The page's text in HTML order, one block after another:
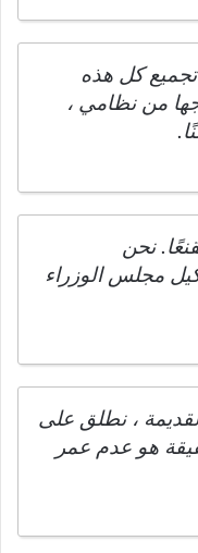
كل هذه
من نظامي ،
نحن
مجلس الوزراء
، نطلق على
هو عدم عمر